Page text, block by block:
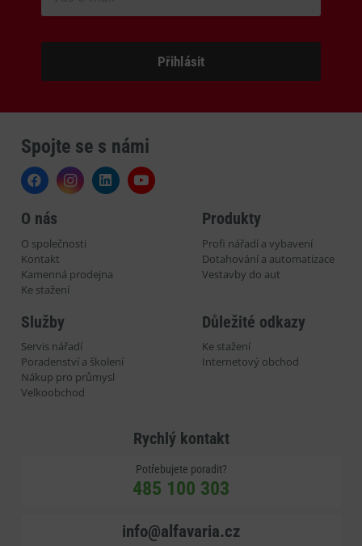
Spojte se s námi
O nás
O společnosti
Kontakt
Kamenná prodejna
Ke stažení
Produkty
Profi nářadí a vybavení
Dotahování a automatizace
Vestavby do aut
Služby
Servis nářadí
Poradenství a školení
Nákup pro průmysl
Velkoobchod
Důležité odkazy
Ke stažení
Internetový obchod
Rychlý kontakt
Potřebujete poradit?
485 100 303
info@alfavaria.cz